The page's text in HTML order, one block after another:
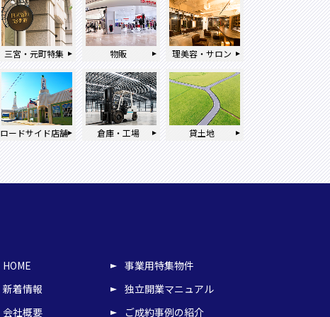
三宮・元町特集 物販 理美容・サロン
ロードサイド店舗 倉庫・工場 貸土地
HOME
新着情報
会社概要
事業用特集物件
独立開業マニュアル
ご成約事例の紹介